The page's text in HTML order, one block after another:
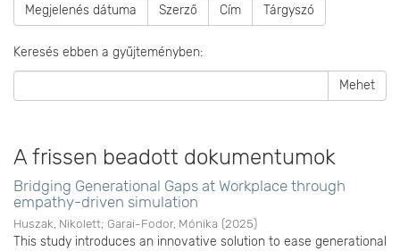
Megjelenés dátuma Szerző Cím Tárgyszó
Keresés ebben a gyűjteményben:
Mehet
A frissen beadott dokumentumok
Bridging Generational Gaps at Workplace through
empathy-driven simulation
Huszak, Nikolett; Garai-Fodor, Mónika (2025)
This study introduces an innovative solution to ease generational